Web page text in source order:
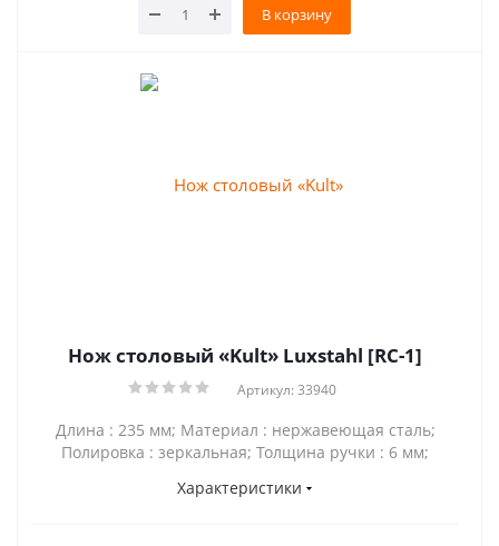
В корзину
Нож столовый «Kult» Luxstahl [RC-1]
Артикул: 33940
Длина : 235 мм; Материал : нержавеющая сталь;
Полировка : зеркальная; Толщина ручки : 6 мм;
Характеристики